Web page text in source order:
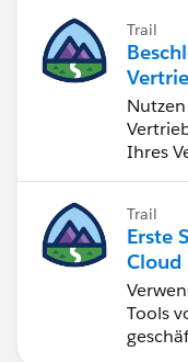
Trail
Ihres
Trail
Erste
Cloud
Tools